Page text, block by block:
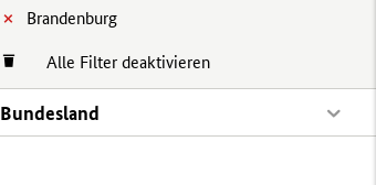
Brandenburg
Alle Filter deaktivieren
Bundesland